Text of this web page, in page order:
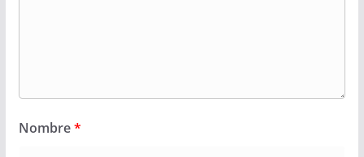
Nombre*